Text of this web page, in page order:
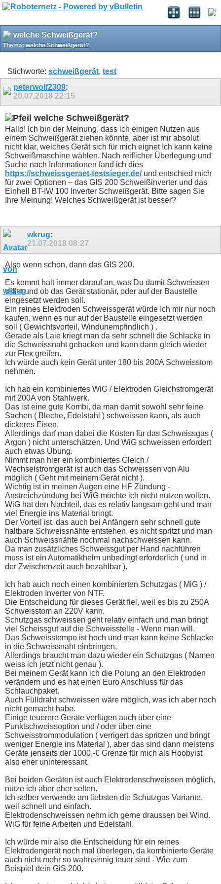
welche Schweißgerät?
Thema: welche Schweißgerät?
Stichworte: schweißgerät, test
peterwolf2309:
20.07.2018 22:15
welche Schweißgerät?
Hallo! Ich bin der Meinung, dass ich einigen Nutzen aus
einem Schweißgerät ziehen könnte, aber ist mir absolut
nicht klar, welches Gerät sich für mich eignet Ich kann keine
Schweißmaschine wählen. Nach reiflicher Überlegung und
Suche nach Informationen fand ich dies
https://schweissgeraet-testsieger.de/und entschied mich
für zwei Optionen – das GIS 200 Schweißinverter und das
Einhell BT-IW 100 Inverter Schweißgerät. Bitte sagen Sie
Ihre Meinung! Welches Schweißgerät ist besser?
wkrug:
21.07.2018 08:27
Also wenn schon, dann das GIS 200.
Es kommt halt immer darauf an, was Du damit Schweissen
willst und ob das Gerät stationär, oder auf der Baustelle
eingesetzt werden soll.
Ein reines Elektroden Schweissgerät würde Ich mir nur noch
kaufen, wenn es nur auf der Baustelle eingesetzt werden
soll ( Gewichtsvorteil, Windunempfindlich ) .
Gerade als Laie kriegt man da sehr schnell die Schlacke in
die Schweissnaht gebacken und kann dann gleich wieder
zur Flex greifen.
Ich würde auch kein Gerät unter 180 bis 200A Schweisstom
nehmen.
Ich hab ein kombiniertes WiG / Elektroden Gleichstromgerät
mit 200A von Stahlwerk.
Das ist eine gute Kombi, da man damit sowohl sehr feine
Sachen ( Bleche, Edelstahl ) schweissen kann, als auch
dickeres Eisen.
Allerdings darf man dabei die Kosten für das Schweissgas (
Argon ) nicht unterschätzen. Und WiG schweissen erfordert
auch etwas Übung.
Nimmt man hier ein kombiniertes Gleich /
Wechselstromgerät ist auch das Schweissen von Alu
möglich ( Geht mit meinem Gerät nicht ).
Wichtig ist in meinen Augen eine HF Zündung -
Anstreichzündung bei WiG möchte ich nicht nutzen wollen.
WiG hat den Nachteil, das es relativ langsam geht und man
viel Energie ins Material bringt.
Der Vorteil ist, das auch bei Anfängern sehr schnell gute
haltbare Schweissnähte entstehen, es nicht spritzt und man
auch Schweissnähte nochmal nachschweissen kann.
Da man zusätzliches Schweissgut per Hand nachführen
muss ist ein Automatikhelm unbedingt erforderlich ( und in
der Zwischenzeit auch bezahlbar ).
Ich hab auch noch einen kombinierten Schutzgas ( MiG ) /
Elektroden Inverter von NTF.
Die Entscheidung für dieses Gerät fiel, weil es bis zu 250A
Schweisstom an 220V kann.
Schutzgas schweissen geht relativ einfach und man bringt
viel Scheissgut auf die Schweisstelle - Wenn man will.
Das Schweisstempo ist hoch und man kann keine Schlacke
in die Schweissnaht einbringen.
Allerdings braucht man dazu wieder ein Schutzgas ( Namen
weiss ich jetzt nicht genau ).
Bei meinem Gerät kann ich die Polung an den Elektroden
verändern und es hat einen Euro Anschluss für das
Schlauchpaket.
Auch Fülldraht schweissen wäre möglich, was ich aber noch
nicht gemacht habe.
Einige teuerere Geräte verfügen auch über eine
Punktschweissoption und / oder über eine
Schweisstrommodulation ( verrigert das spritzen und bringt
weniger Energie ins Material ), aber das sind dann meistens
Geräte jenseits der 1000,-€ Grenze für mich als Hoobyist
also eher uninteressant.
Bei beiden Geräten ist auch Elektrodenschweissen möglich,
nutze ich aber eher selten.
Ich selber verwende am liebsten die Schutzgas Variante,
weil schnell und einfach.
Elektrodenschweissen nehm ich gerne draussen bei Wind.
WiG für feine Arbeiten und Edelstahl.
Ich würde mir also die Entscheidung für ein reines
Elektrodengerät noch mal überlegen, da kombinierte Geräte
auch nicht mehr so wahnsinnig teuer sind - Wie zum
Beispiel dein GiS 200.